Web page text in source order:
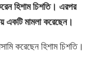
হিশাম চিশতি। এরপর
একটি মামলা করেছেন।
করেছেন হিশাম চিশতি।